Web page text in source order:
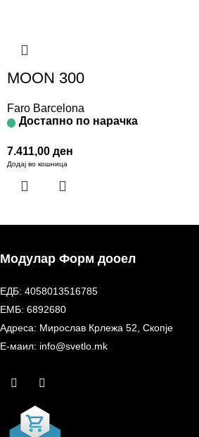
MOON 300
Faro Barcelona
Достапно по нарачка
7.411,00 ден
Додај во кошница
Модулар Форм дооел
ЕДБ: 4058013516785
ЕМБ: 6892680
Адреса: Мирослав Крлежа 52, Скопје
Е-маил: info@svetlo.mk